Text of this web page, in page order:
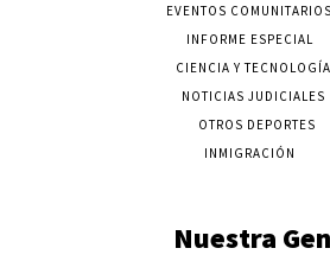
EVENTOS COMUNITARIOS
INFORME ESPECIAL
CIENCIA Y TECNOLOGÍA
NOTICIAS JUDICIALES
OTROS DEPORTES
INMIGRACIÓN
Nuestra